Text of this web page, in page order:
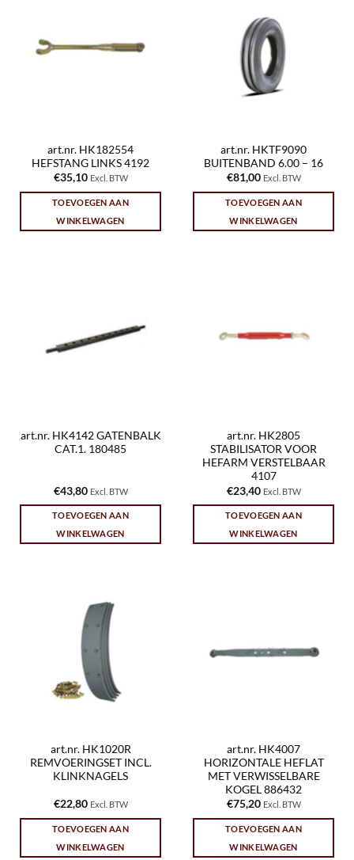
art.nr. HK182554
HEFSTANG LINKS 4192
€35,10 Excl. BTW
TOEVOEGEN AAN
WINKELWAGEN
art.nr. HKTF9090
BUITENBAND 6.00 – 16
€81,00 Excl. BTW
TOEVOEGEN AAN
WINKELWAGEN
art.nr. HK4142 GATENBALK
CAT.1. 180485
€43,80 Excl. BTW
TOEVOEGEN AAN
WINKELWAGEN
art.nr. HK2805
STABILISATOR VOOR
HEFARM VERSTELBAAR
4107
€23,40 Excl. BTW
TOEVOEGEN AAN
WINKELWAGEN
art.nr. HK1020R
REMVOERINGSET INCL.
KLINKNAGELS
€22,80 Excl. BTW
TOEVOEGEN AAN
WINKELWAGEN
art.nr. HK4007
HORIZONTALE HEFLAT
MET VERWISSELBARE
KOGEL 886432
€75,20 Excl. BTW
TOEVOEGEN AAN
WINKELWAGEN